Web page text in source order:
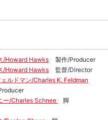
/Howard Hawks
製作/Producer
/Howard Hawks
監督/Director
ルドマン/Charles K. Feldman
ー/Charles Schnee
脚